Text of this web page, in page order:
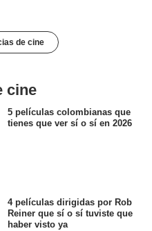
de cine
cine
5 películas colombianas que
tienes que ver sí o sí en 2026
4 películas dirigidas por Rob
Reiner que sí o sí tuviste que
haber visto ya